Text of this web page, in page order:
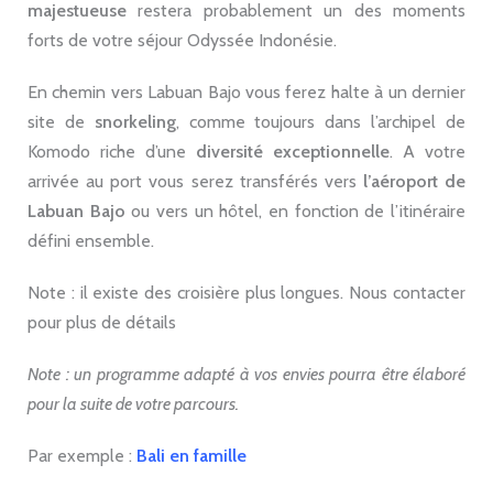
majestueuse restera probablement un des moments
forts de votre séjour Odyssée Indonésie.
En chemin vers Labuan Bajo vous ferez halte à un dernier
site de snorkeling, comme toujours dans l’archipel de
Komodo riche d’une diversité exceptionnelle. A votre
arrivée au port vous serez transférés vers l’aéroport de
Labuan Bajo ou vers un hôtel, en fonction de l’itinéraire
défini ensemble.
Note : il existe des croisière plus longues. Nous contacter
pour plus de détails
Note : un programme adapté à vos envies pourra être élaboré
pour la suite de votre parcours.
Par exemple : Bali en famille